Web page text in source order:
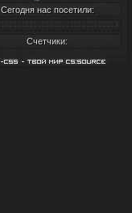
Сегодня нас посетили:
Счетчики: